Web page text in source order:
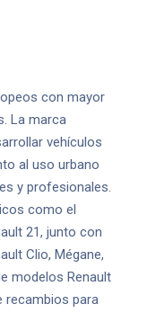
con mayor
La marca
vehículos
al uso urbano
y profesionales.
como el
21, junto con
Clio, Mégane,
modelos Renault
recambios para